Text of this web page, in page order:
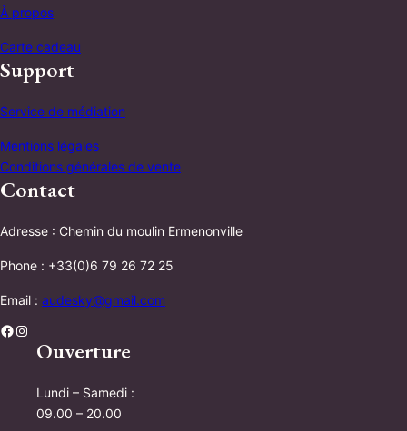
À propos
Carte cadeau
Support
Service de médiation
Mentions légales
Conditions générales de vente
Contact
Adresse : Chemin du moulin Ermenonville
Phone : +33(0)6 79 26 72 25
Email : audesky@gmail.com
Facebook Instagram
Ouverture
Lundi – Samedi :
09.00 – 20.00